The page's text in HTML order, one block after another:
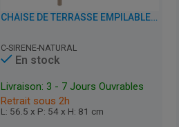
CHAISE DE TERRASSE EMPILABLE AVEC ACCOUDOIRS - SIRENE - PLASTIQUE
C-SIRENE-NATURAL
En stock
Livraison: 3 - 7 Jours Ouvrables
Retrait sous 2h
L: 56.5 x P: 54 x H: 81 cm